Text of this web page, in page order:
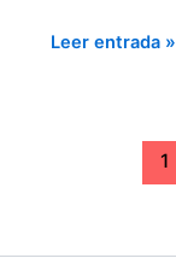
Leer entrada »
1